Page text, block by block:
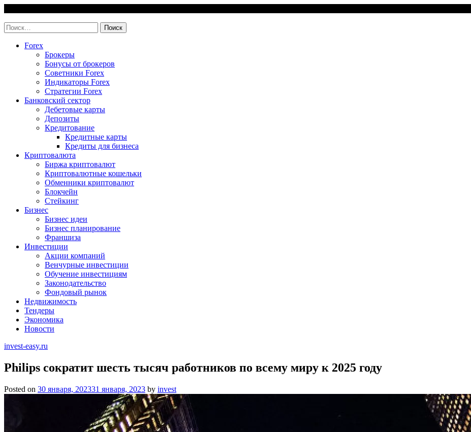
content
Найти:
Forex
Брокеры
Бонусы от брокеров
Советники Forex
Индикаторы Forex
Стратегии Forex
Банковский сектор
Дебетовые карты
Депозиты
Кредитование
Кредитные карты
Кредиты для бизнеса
Криптовалюта
Биржа криптовалют
Криптовалютные кошельки
Обменники криптовалют
Блокчейн
Стейкинг
Бизнес
Бизнес идеи
Бизнес планирование
Франшиза
Инвестиции
Акции компаний
Венчурные инвестиции
Обучение инвестициям
Законодательство
Фондовый рынок
Недвижимость
Тендеры
Экономика
Новости
invest-easy.ru
Philips сократит шесть тысяч работников по всему миру к 2025 году
Posted on 30 января, 202331 января, 2023 by invest